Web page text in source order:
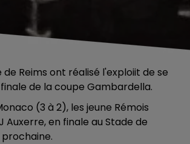
de Reims ont réalisé l'exploiit de se
de la coupe Gambardella.
(3 à 2), les jeune Rémois
en finale au Stade de